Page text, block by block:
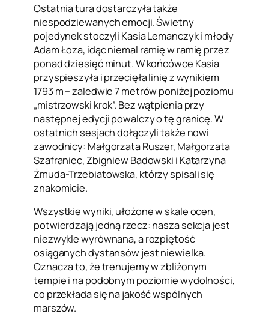
Ostatnia tura dostarczyła także
niespodziewanych emocji. Świetny
pojedynek stoczyli Kasia Lemanczyk i młody
Adam Łoza, idąc niemal ramię w ramię przez
ponad dziesięć minut. W końcówce Kasia
przyspieszyła i przecięła linię z wynikiem
1793 m – zaledwie 7 metrów poniżej poziomu
„mistrzowski krok”. Bez wątpienia przy
następnej edycji powalczy o tę granicę. W
ostatnich sesjach dołączyli także nowi
zawodnicy: Małgorzata Ruszer, Małgorzata
Szafraniec, Zbigniew Badowski i Katarzyna
Żmuda-Trzebiatowska, którzy spisali się
znakomicie.
Wszystkie wyniki, ułożone w skale ocen,
potwierdzają jedną rzecz: nasza sekcja jest
niezwykle wyrównana, a rozpiętość
osiąganych dystansów jest niewielka.
Oznacza to, że trenujemy w zbliżonym
tempie i na podobnym poziomie wydolności,
co przekłada się na jakość wspólnych
marszów.